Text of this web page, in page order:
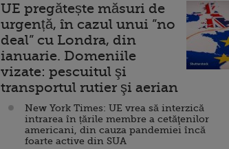
UE pregătește măsuri de
urgență, în cazul unui ”no
deal” cu Londra, din
ianuarie. Domeniile
vizate: pescuitul şi
transportul rutier şi aerian
New York Times: UE vrea să interzică
intrarea în țările membre a cetăţenilor
americani, din cauza pandemiei încă
foarte active din SUA